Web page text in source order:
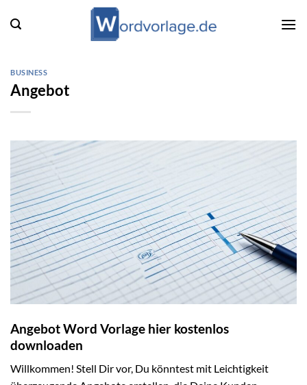
Inhalt
BUSINESS
Angebot
Angebot Word Vorlage hier kostenlos
downloaden
Willkommen! Stell Dir vor, Du könntest mit Leichtigkeit